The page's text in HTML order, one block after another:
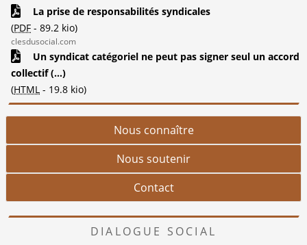
La prise de responsabilités syndicales
(PDF - 89.2 kio)
clesdusocial.com
Un syndicat catégoriel ne peut pas signer seul un accord
collectif (...)
(HTML - 19.8 kio)
Nous connaître
Nous soutenir
Contact
DIALOGUE SOCIAL